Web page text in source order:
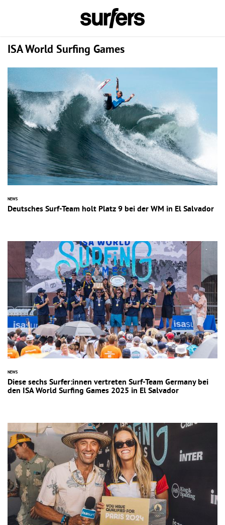
ISA World Surfing Games
NEWS
Deutsches Surf-Team holt Platz 9 bei der WM in El Salvador
NEWS
Diese sechs Surfer:innen vertreten Surf-Team Germany bei
den ISA World Surfing Games 2025 in El Salvador